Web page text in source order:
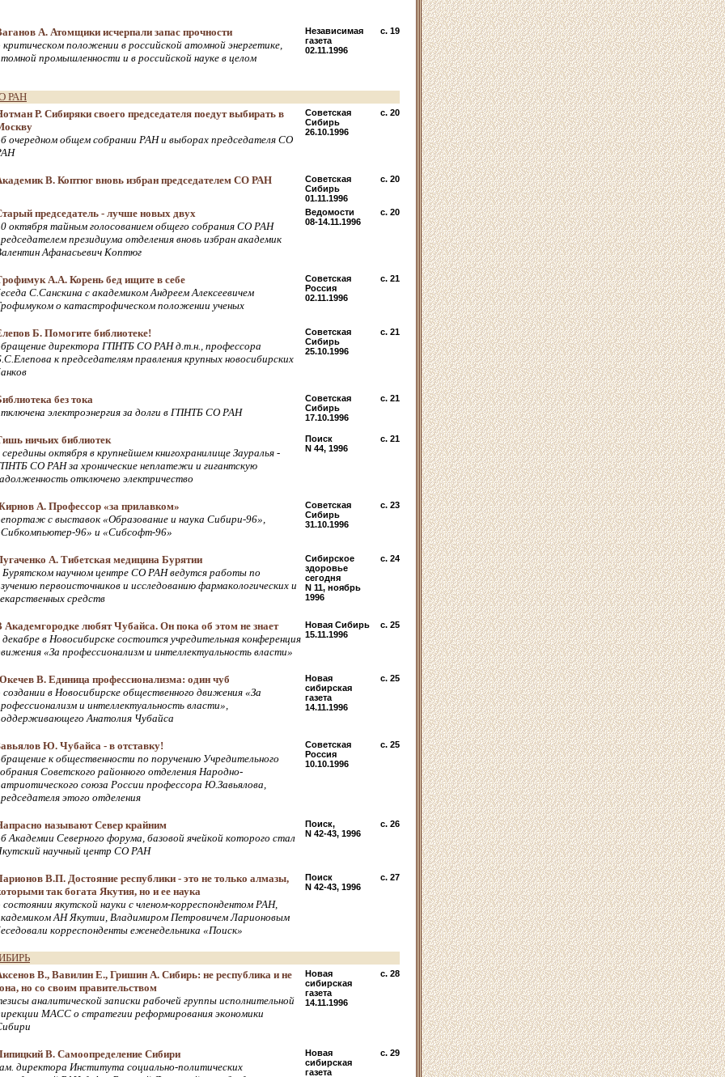
А. Атомщики исчерпали запас прочности
критическом положении в российской атомной энергетике,
промышленности и в российской науке в целом
Независимая
газета
02.11.1996
c. 19
РАН
Р. Сибиряки своего председателя поедут выбирать в
очередном общем собрании РАН и выборах председателя СО
Советская
Сибирь
26.10.1996
c. 20
В. Коптюг вновь избран председателем СО РАН
Советская
Сибирь
01.11.1996
c. 20
председатель - лучше новых двух
октября тайным голосованием общего собрания СО РАН
президиума отделения вновь избран академик
Афанасьевич Коптюг
Ведомости
08-14.11.1996
c. 20
А.А. Корень бед ищите в себе
С.Санскина с академиком Андреем Алексеевичем
о катастрофическом положении ученых
Советская
Россия
02.11.1996
c. 21
Б. Помогите библиотеке!
директора ГПНТБ СО РАН д.т.н., профессора
к председателям правления крупных новосибирских
Советская
Сибирь
25.10.1996
c. 21
без тока
электроэнергия за долги в ГПНТБ СО РАН
Советская
Сибирь
17.10.1996
c. 21
ничьих библиотек
середины октября в крупнейшем книгохранилище Зауралья -
СО РАН за хронические неплатежи и гигантскую
отключено электричество
Поиск
N 44, 1996
c. 21
А. Профессор «за прилавком»
с выставок «Образование и наука Сибири-96»,
96» и «Сибсофт-96»
Советская
Сибирь
31.10.1996
c. 23
А. Тибетская медицина Бурятии
Бурятском научном центре СО РАН ведутся работы по
первоисточников и исследованию фармакологических и
средств
Сибирское
здоровье
сегодня
N 11, ноябрь
1996
c. 24
Академгородке любят Чубайса. Он пока об этом не знает
декабре в Новосибирске состоится учредительная конференция
«За профессионализм и интеллектуальность власти»
Новая Сибирь
15.11.1996
c. 25
В. Единица профессионализма: один чуб
создании в Новосибирске общественного движения «За
и интеллектуальность власти»,
Анатолия Чубайса
Новая
сибирская
газета
14.11.1996
c. 25
Ю. Чубайса - в отставку!
к общественности по поручению Учредительного
Советского районного отделения Народно-
союза России профессора Ю.Завьялова,
этого отделения
Советская
Россия
10.10.1996
c. 25
называют Север крайним
Академии Северного форума, базовой ячейкой которого стал
научный центр СО РАН
Поиск,
N 42-43, 1996
c. 26
В.П. Достояние республики - это не только алмазы,
так богата Якутия, но и ее наука
состоянии якутской науки с членом-корреспондентом РАН,
АН Якутии, Владимиром Петровичем Ларионовым
корреспонденты еженедельника «Поиск»
Поиск
N 42-43, 1996
c. 27
В., Вавилин Е., Гришин А. Сибирь: не республика и не
но со своим правительством
аналитической записки рабочей группы исполнительной
МАСС о стратегии реформирования экономики
Новая
сибирская
газета
14.11.1996
c. 28
В. Самоопределение Сибири
директора Института социально-политических
Новая
сибирская
газета
c. 29